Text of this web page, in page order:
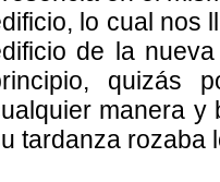
lo cual nos
de la
quizás
manera y
tardanza rozaba